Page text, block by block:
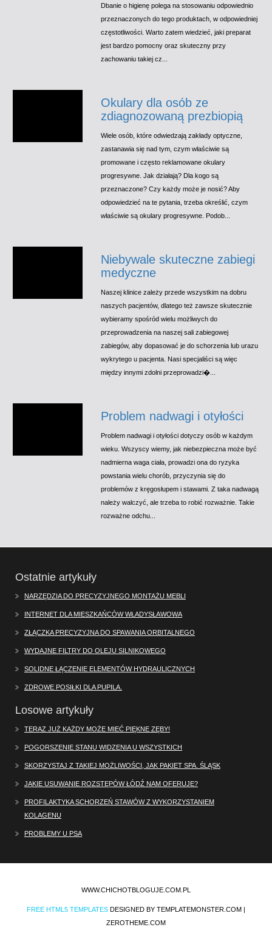
Dbanie o higienę polega na stosowaniu odpowiednio
przeznaczonych do tego produktach, w odpowiedniej
częstotliwości. Warto zatem wiedzieć, jaki preparat
jest bardzo pomocny oraz skuteczny przy
zachowaniu takiej cz...
Okulary dla osób ze
zdiagnozowaną prezbiopią
Wiele osób, które odwiedzają zakłady optyczne,
zastanawia się nad tym, czym właściwie są
promowane i często reklamowane okulary
progresywne. Jak działają? Dla kogo są
przeznaczone? Czy każdy może je nosić? Aby
odpowiedzieć na te pytania, trzeba określić, czym
właściwie są okulary progresywne. Podob...
Niebywale skuteczne zabiegi
medyczne
Naszej klinice zależy przede wszystkim na dobru
naszych pacjentów, dlatego też zawsze skutecznie
wybieramy spośród wielu możliwych do
przeprowadzenia na naszej sali zabiegowej
zabiegów, aby dopasować je do schorzenia lub urazu
wykrytego u pacjenta. Nasi specjaliści są więc
między innymi zdolni przeprowadzi�...
Problem nadwagi i otyłości
Problem nadwagi i otyłości dotyczy osób w każdym
wieku. Wszyscy wiemy, jak niebezpieczna może być
nadmierna waga ciała, prowadzi ona do ryzyka
powstania wielu chorób, przyczynia się do
problemów z kręgosłupem i stawami. Z taka nadwagą
należy walczyć, ale trzeba to robić rozważnie. Takie
rozważne odchu...
Ostatnie artykuły
NARZĘDZIA DO PRECYZYJNEGO MONTAŻU MEBLI
INTERNET DLA MIESZKAŃCÓW WŁADYSŁAWOWA
ZŁĄCZKA PRECYZYJNA DO SPAWANIA ORBITALNEGO
WYDAJNE FILTRY DO OLEJU SILNIKOWEGO
SOLIDNE ŁĄCZENIE ELEMENTÓW HYDRAULICZNYCH
ZDROWE POSIŁKI DLA PUPILA.
Losowe artykuły
TERAZ JUŻ KAŻDY MOŻE MIEĆ PIĘKNE ZĘBY!
POGORSZENIE STANU WIDZENIA U WSZYSTKICH
SKORZYSTAJ Z TAKIEJ MOŻLIWOŚCI, JAK PAKIET SPA. ŚLĄSK
JAKIE USUWANIE ROZSTĘPÓW ŁÓDŹ NAM OFERUJE?
PROFILAKTYKA SCHORZEŃ STAWÓW Z WYKORZYSTANIEM
KOLAGENU
PROBLEMY U PSA
WWW.CHICHOTBLOGUJE.COM.PL
FREE HTML5 TEMPLATES DESIGNED BY TEMPLATEMONSTER.COM |
ZEROTHEME.COM